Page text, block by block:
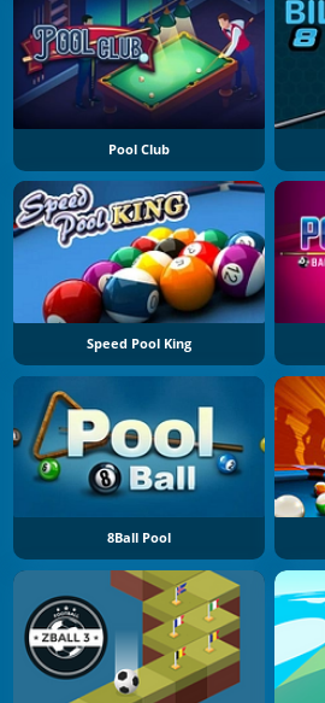
Pool Club
Speed Pool King
8Ball Pool